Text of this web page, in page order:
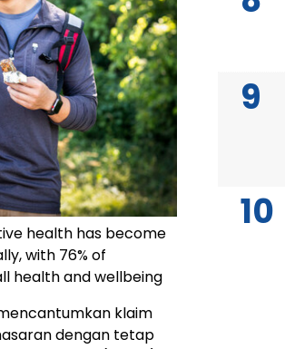
health has become
with 76% of
health and wellbeing
klaim
dengan tetap